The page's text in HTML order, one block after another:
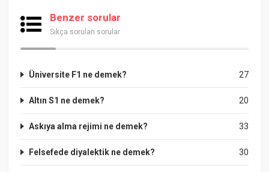
Benzer sorular
Sıkça sorulan sorular
27
Üniversite F1 ne demek?
20
Altın S1 ne demek?
33
Askıya alma rejimi ne demek?
30
Felsefede diyalektik ne demek?